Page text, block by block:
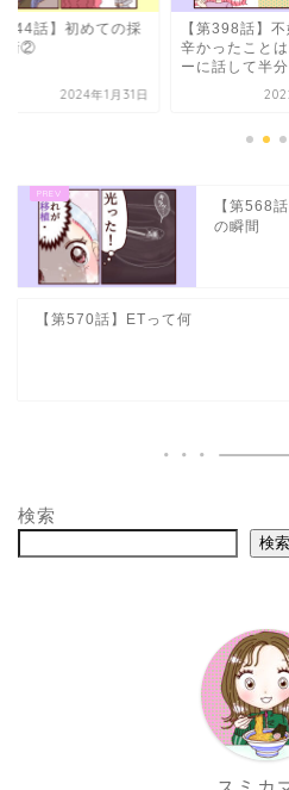
398話】不妊治療の
ったことはパートナ
2022年10月5日
【第503話】
不妊治療②
【第568
の瞬間
【第570話】ETって何
検索
検索